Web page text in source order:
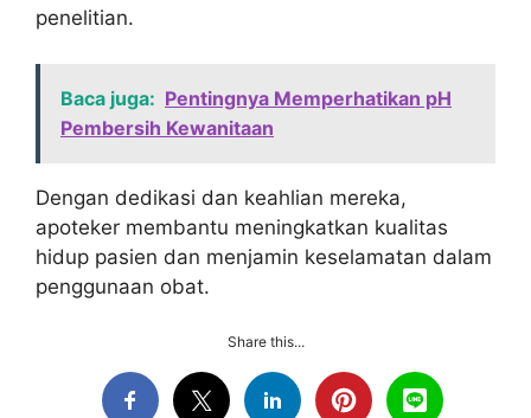
penelitian.
Baca juga: Pentingnya Memperhatikan pH
Pembersih Kewanitaan
Dengan dedikasi dan keahlian mereka,
apoteker membantu meningkatkan kualitas
hidup pasien dan menjamin keselamatan dalam
penggunaan obat.
Share this...